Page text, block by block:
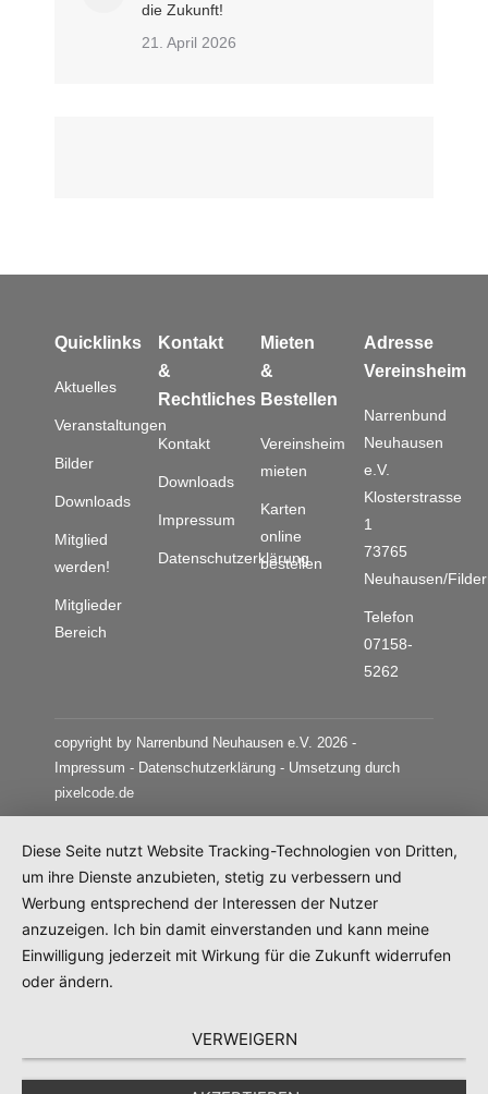
die Zukunft!
21. April 2026
Quicklinks
Aktuelles
Veranstaltungen
Bilder
Downloads
Mitglied
werden!
Mitglieder
Bereich
Kontakt
&
Rechtliches
Kontakt
Downloads
Impressum
Datenschutzerklärung
Mieten
&
Bestellen
Vereinsheim
mieten
Karten
online
bestellen
Adresse
Vereinsheim
Narrenbund
Neuhausen
e.V.
Klosterstrasse
1
73765
Neuhausen/
Telefon
07158-
5262
copyright by Narrenbund Neuhausen e.V. 2026 -
Impressum - Datenschutzerklärung - Umsetzung durch
pixelcode.de
Diese Seite nutzt Website Tracking-Technologien von Dritten,
um ihre Dienste anzubieten, stetig zu verbessern und
Werbung entsprechend der Interessen der Nutzer
anzuzeigen. Ich bin damit einverstanden und kann meine
Einwilligung jederzeit mit Wirkung für die Zukunft widerrufen
oder ändern.
VERWEIGERN